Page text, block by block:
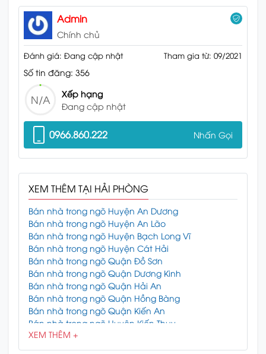
Admin
Chính chủ
Đánh giá: Đang cập nhật Tham gia từ: 09/2021
Số tin đăng: 356
N/A
Xếp hạng
Đang cập nhật
0966.860.222 Nhấn Gọi
XEM THÊM TẠI HẢI PHÒNG
Bán nhà trong ngõ Huyện An Dương
Bán nhà trong ngõ Huyện An Lão
Bán nhà trong ngõ Huyện Bạch Long Vĩ
Bán nhà trong ngõ Huyện Cát Hải
Bán nhà trong ngõ Quận Đồ Sơn
Bán nhà trong ngõ Quận Dương Kinh
Bán nhà trong ngõ Quận Hải An
Bán nhà trong ngõ Quận Hồng Bàng
Bán nhà trong ngõ Quận Kiến An
Bán nhà trong ngõ Huyện Kiến Thụy
Bán nhà trong ngõ Quận Lê Chân
Bán nhà trong ngõ Quận Ngô Quyền
XEM THÊM +